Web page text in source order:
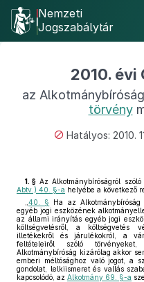
Nemzeti
Jogszabálytár
2010. évi
az
törvény
Hatályos: 2010.
1. § Az Alkotmánybíróságról szóló
Abtv.) 40. §-a helyébe a következő
40. §
Ha az
egyéb jogi eszközének
az állami irányítás egyéb jogi
költségvetésről, a költségvetés
illetékekről és járulékokról, a
feltételeiről szóló
Alkotmánybíróság kizárólag akkor
emberi méltósághoz való jogot, a
gondolat, lelkiismeret és vallás
kapcsolódó, az Alkotmány 69. §-a